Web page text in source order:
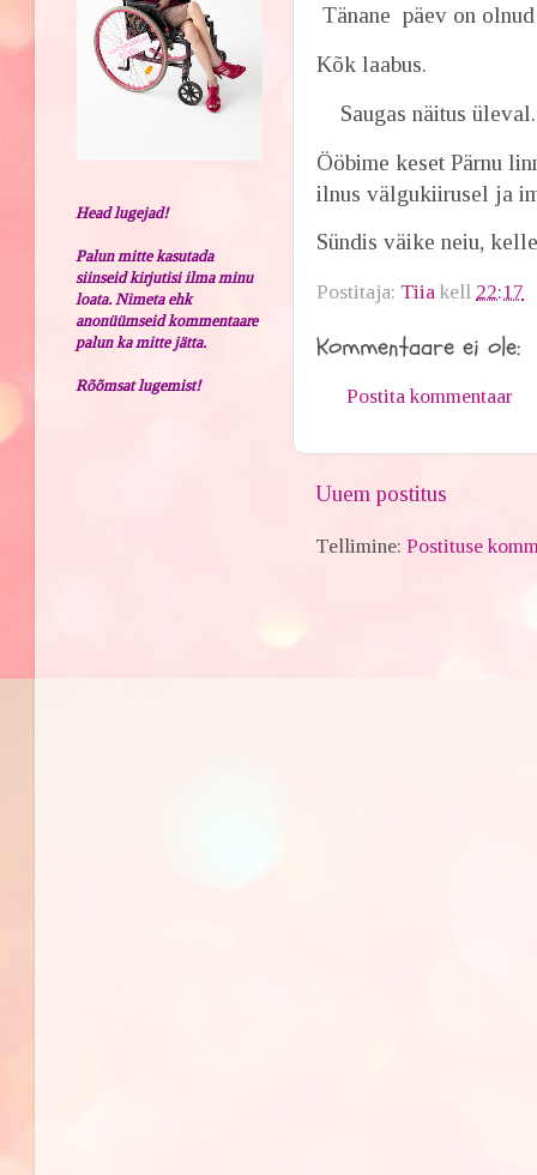
Tänane päev on
Kõk laabus.
Saugas näitus
Ööbime keset Pärnu
ilnus välgukiirusel ja
Sündis väike neiu,
Postitaja: Tiia kell 22:17
Kommentaare ei ole:
Postita kommentaar
Uuem postitus
Tellimine:Postituse
Head lugejad!
Palun mitte kasutada
siinseid kirjutisi ilma minu
loata. Nimeta ehk
anonüümseid kommentaare
palun ka mitte jätta.
Rõõmsat lugemist!